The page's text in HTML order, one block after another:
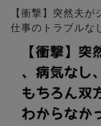
【衝撃】突然夫が
仕事のトラブルな
原因はわからなか
あるスレがブッ